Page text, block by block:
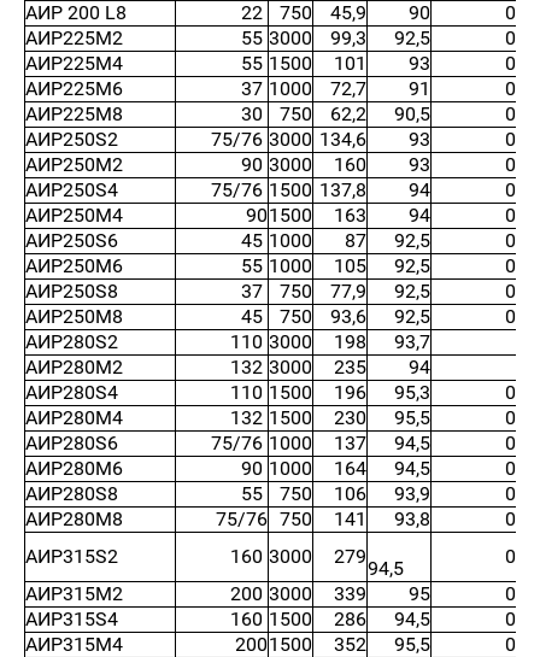
АИР 200 L8
22 750 45,9 90
0,81
АИР225М2
55 3000 99,3 92,5
0,91
АИР225М4
55 1500 101 93
0,89
АИР225М6
37 1000 72,7 91
0,85
АИР225М8
30 750 62,2 90,5
0,81
АИР250S2
75/76 3000 134,6 93
0,91
АИР250М2
90 3000 160 93
0,91
АИР250S4
75/76 1500 137,8 94
0,88
АИР250М4
901500 163 94
0,89
АИР250S6
45 1000 87 92,5
0,85
АИР250М6
55 1000 105 92,5
0,86
АИР250S8
37 750 77,9 92,5
0,78
АИР250М8
45 750 93,6 92,5
0,79
АИР280S2
110 3000 198 93,7
АИР280М2
132 3000 235 94
АИР280S4
110 1500 196 95,3
0,87
АИР280М4
132 1500 230 95,5
0,88
АИР280S6
75/76 1000 137 94,5
0,86
АИР280М6
90 1000 164 94,5
0,86
АИР280S8
55 750 106 93,9
0,85
АИР280М8
75/76 750 141 93,8
0,84
АИР315S2
160 3000 279
94,5
0,92
АИР315М2
200 3000 339 95
0,94
АИР315S4
160 1500 286 94,5
0,91
АИР315М4
2001500 352 95,5
0,92